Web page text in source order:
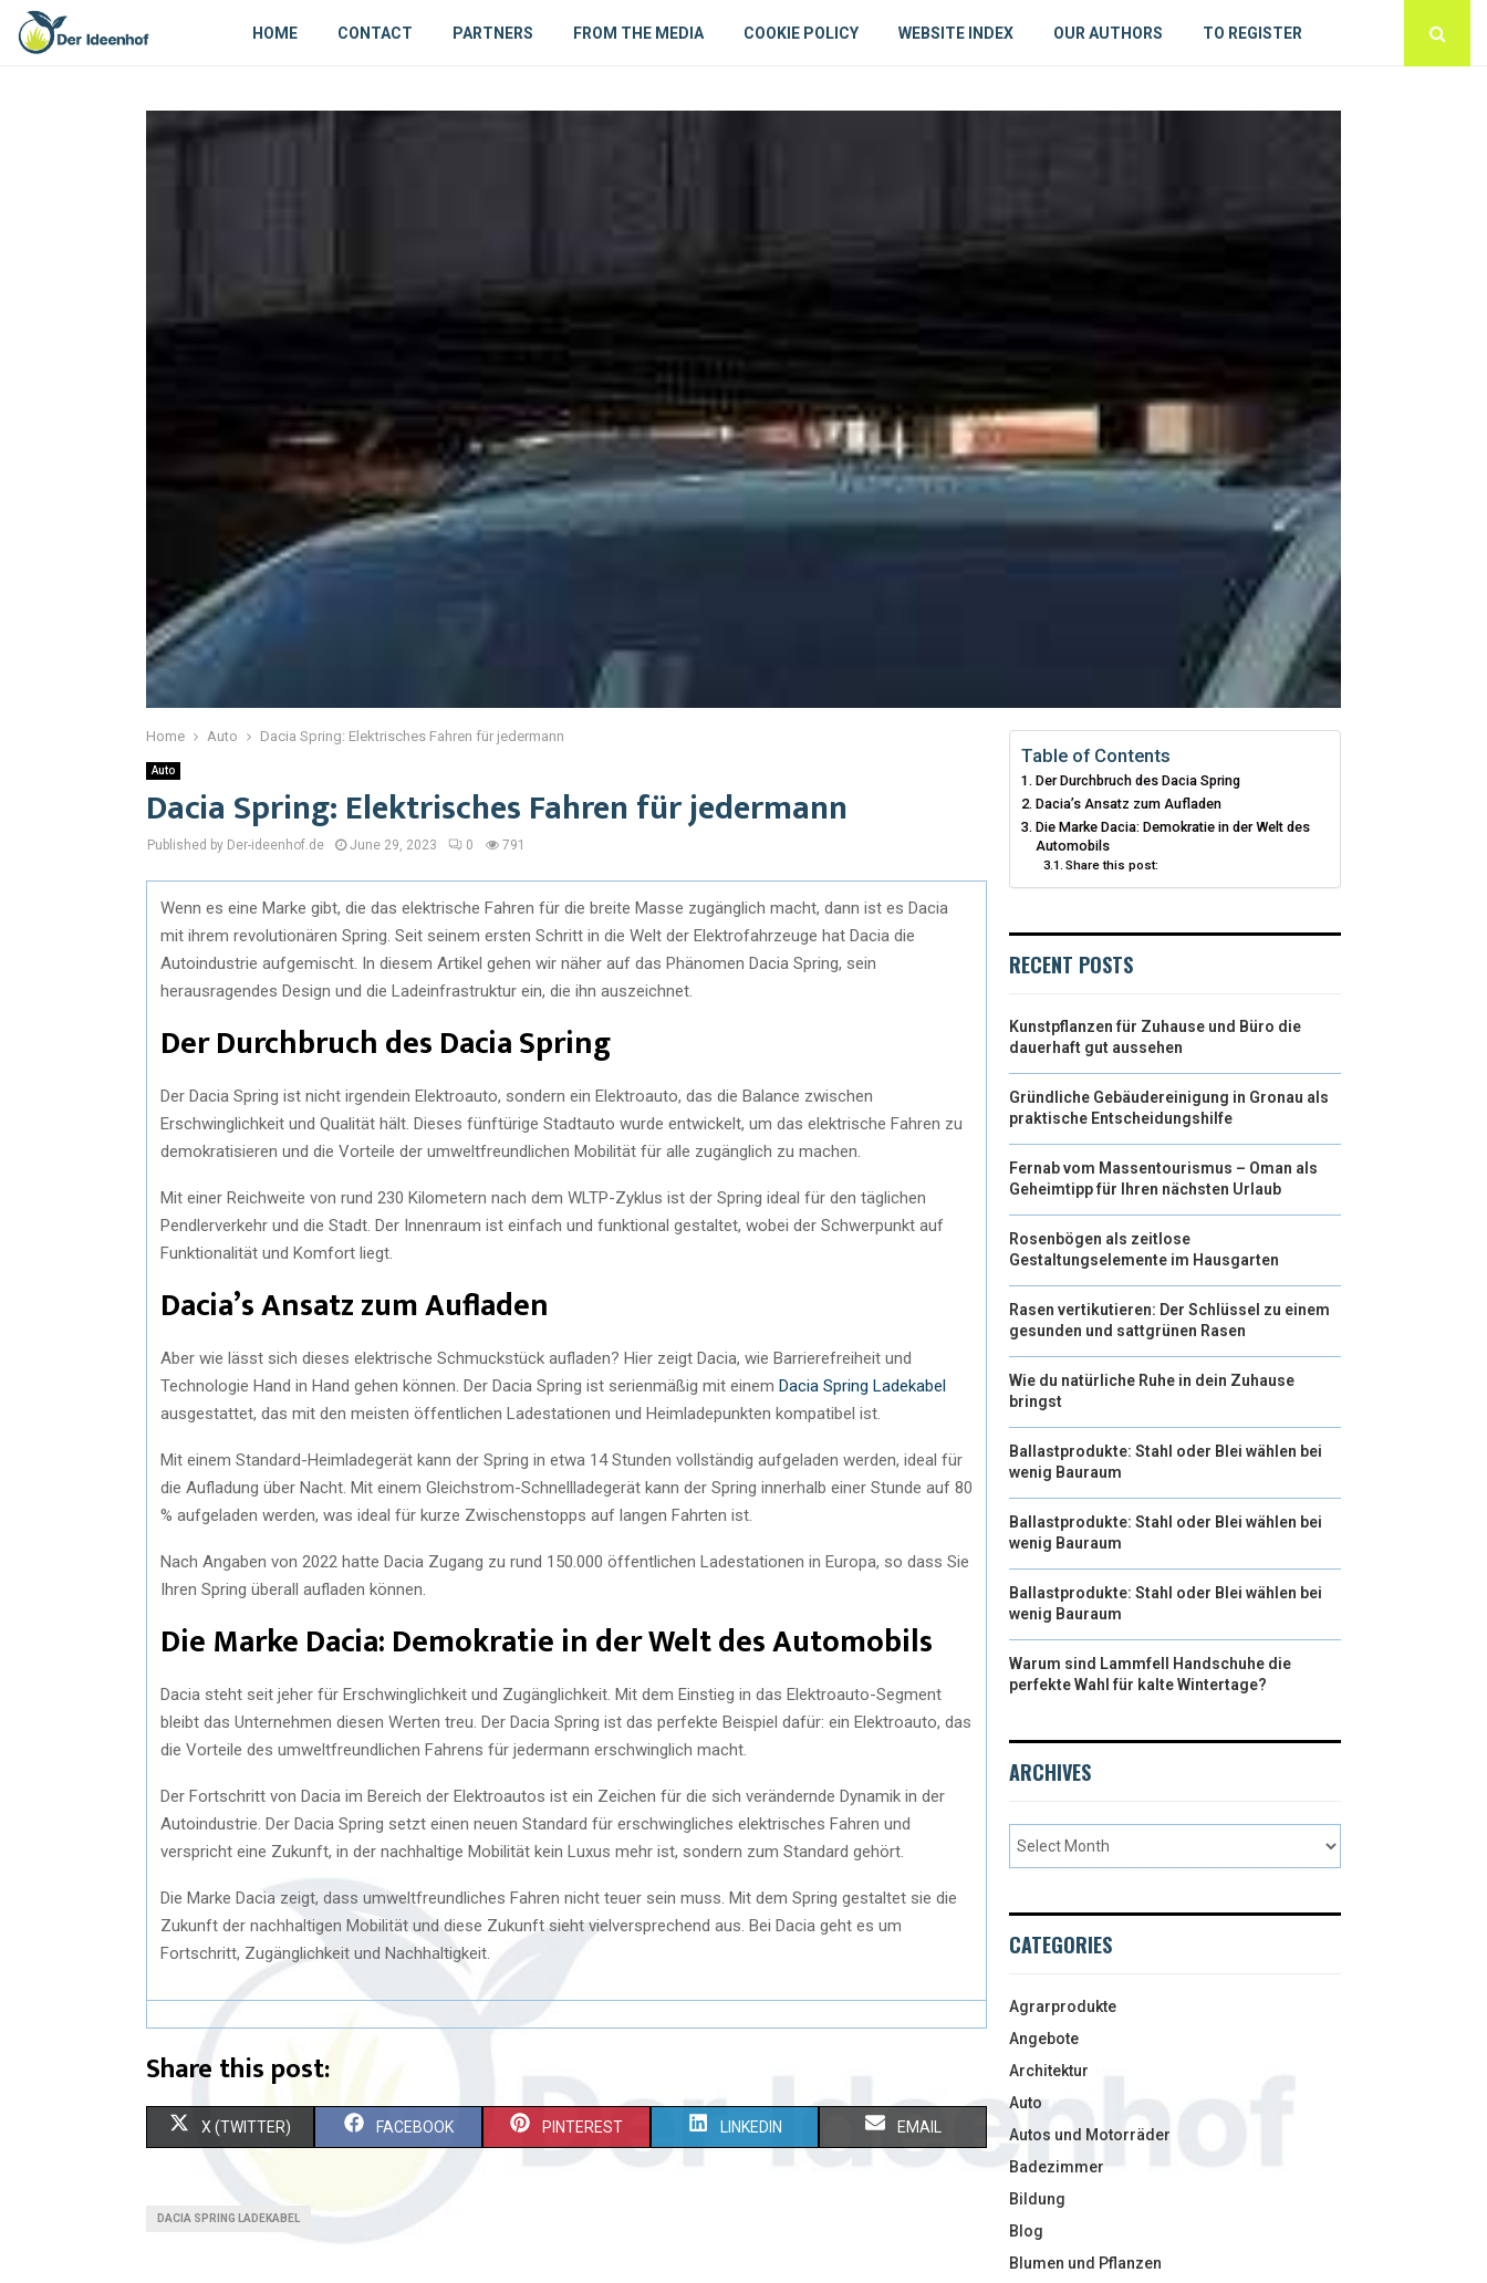
HOME CONTACT PARTNERS FROM THE MEDIA COOKIE POLICY WEBSITE INDEX OUR AUTHORS TO REGISTER
Home Auto Dacia Spring: Elektrisches Fahren für jedermann
Auto
Dacia Spring: Elektrisches Fahren für jedermann
Published by Der-ideenhof.de June 29, 2023 0 791
Wenn es eine Marke gibt, die das elektrische Fahren für die breite Masse zugänglich macht, dann ist es Dacia
mit ihrem revolutionären Spring. Seit seinem ersten Schritt in die Welt der Elektrofahrzeuge hat Dacia die
Autoindustrie aufgemischt. In diesem Artikel gehen wir näher auf das Phänomen Dacia Spring, sein
herausragendes Design und die Ladeinfrastruktur ein, die ihn auszeichnet.
Der Durchbruch des Dacia Spring
Der Dacia Spring ist nicht irgendein Elektroauto, sondern ein Elektroauto, das die Balance zwischen
Erschwinglichkeit und Qualität hält. Dieses fünftürige Stadtauto wurde entwickelt, um das elektrische Fahren zu
demokratisieren und die Vorteile der umweltfreundlichen Mobilität für alle zugänglich zu machen.
Mit einer Reichweite von rund 230 Kilometern nach dem WLTP-Zyklus ist der Spring ideal für den täglichen
Pendlerverkehr und die Stadt. Der Innenraum ist einfach und funktional gestaltet, wobei der Schwerpunkt auf
Funktionalität und Komfort liegt.
Dacia’s Ansatz zum Aufladen
Aber wie lässt sich dieses elektrische Schmuckstück aufladen? Hier zeigt Dacia, wie Barrierefreiheit und
Technologie Hand in Hand gehen können. Der Dacia Spring ist serienmäßig mit einem Dacia Spring Ladekabel
ausgestattet, das mit den meisten öffentlichen Ladestationen und Heimladepunkten kompatibel ist.
Mit einem Standard-Heimladegerät kann der Spring in etwa 14 Stunden vollständig aufgeladen werden, ideal für
die Aufladung über Nacht. Mit einem Gleichstrom-Schnellladegerät kann der Spring innerhalb einer Stunde auf 80
% aufgeladen werden, was ideal für kurze Zwischenstopps auf langen Fahrten ist.
Nach Angaben von 2022 hatte Dacia Zugang zu rund 150.000 öffentlichen Ladestationen in Europa, so dass Sie
Ihren Spring überall aufladen können.
Die Marke Dacia: Demokratie in der Welt des Automobils
Dacia steht seit jeher für Erschwinglichkeit und Zugänglichkeit. Mit dem Einstieg in das Elektroauto-Segment
bleibt das Unternehmen diesen Werten treu. Der Dacia Spring ist das perfekte Beispiel dafür: ein Elektroauto, das
die Vorteile des umweltfreundlichen Fahrens für jedermann erschwinglich macht.
Der Fortschritt von Dacia im Bereich der Elektroautos ist ein Zeichen für die sich verändernde Dynamik in der
Autoindustrie. Der Dacia Spring setzt einen neuen Standard für erschwingliches elektrisches Fahren und
verspricht eine Zukunft, in der nachhaltige Mobilität kein Luxus mehr ist, sondern zum Standard gehört.
Die Marke Dacia zeigt, dass umweltfreundliches Fahren nicht teuer sein muss. Mit dem Spring gestaltet sie die
Zukunft der nachhaltigen Mobilität und diese Zukunft sieht vielversprechend aus. Bei Dacia geht es um
Fortschritt, Zugänglichkeit und Nachhaltigkeit.
Share this post:
X (TWITTER) FACEBOOK PINTEREST LINKEDIN EMAIL
DACIA SPRING LADEKABEL
Table of Contents
Der Durchbruch des Dacia Spring
Dacia’s Ansatz zum Aufladen
Die Marke Dacia: Demokratie in der Welt des
Automobils
Share this post:
RECENT POSTS
Kunstpflanzen für Zuhause und Büro die
dauerhaft gut aussehen
Gründliche Gebäudereinigung in Gronau als
praktische Entscheidungshilfe
Fernab vom Massentourismus – Oman als
Geheimtipp für Ihren nächsten Urlaub
Rosenbögen als zeitlose
Gestaltungselemente im Hausgarten
Rasen vertikutieren: Der Schlüssel zu einem
gesunden und sattgrünen Rasen
Wie du natürliche Ruhe in dein Zuhause
bringst
Ballastprodukte: Stahl oder Blei wählen bei
wenig Bauraum
Ballastprodukte: Stahl oder Blei wählen bei
wenig Bauraum
Ballastprodukte: Stahl oder Blei wählen bei
wenig Bauraum
Warum sind Lammfell Handschuhe die
perfekte Wahl für kalte Wintertage?
ARCHIVES
CATEGORIES
Agrarprodukte
Angebote
Architektur
Auto
Autos und Motorräder
Badezimmer
Bildung
Blog
Blumen und Pflanzen